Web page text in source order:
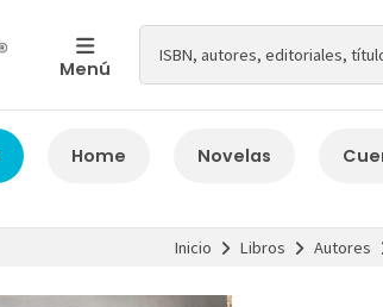
Menú
Home Novelas
Inicio Libros Autores